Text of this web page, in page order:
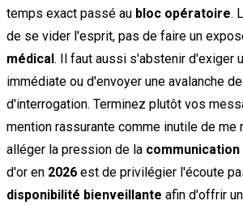
temps exact passé au bloc opératoire.
de se vider l'esprit, pas de faire un
médical . Il faut aussi s'abstenir d'exiger
immédiate ou d'envoyer une avalanche
d'interrogation. Terminez plutôt vos
mention rassurante comme inutile de me
alléger la pression de la
d'or en 2026 est de privilégier l'écoute
disponibilité bienveillante afin d'offrir